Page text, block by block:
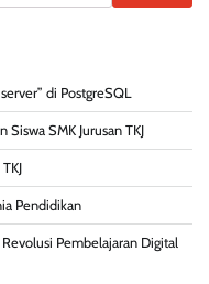
di PostgreSQL
SMK Jurusan TKJ
Pendidikan
Pembelajaran Digital